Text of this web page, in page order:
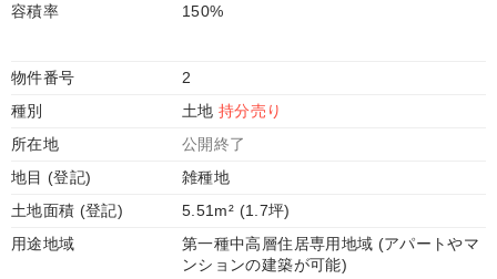
容積率
150%
物件番号
2
種別
土地持分売り
所在地
公開終了
地目 (登記)
雑種地
土地面積 (登記)
5.51m² (1.7坪)
用途地域
第一種中高層住居専用地域 (アパートやマ
ンションの建築が可能)